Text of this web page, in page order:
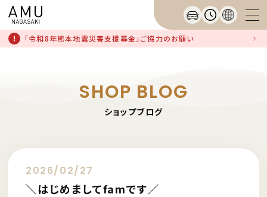
「令和8年熊本地震災害支援募金」ご協力のお願い
SHOP BLOG
ショップブログ
2026/02/27
＼はじめましてfamです／